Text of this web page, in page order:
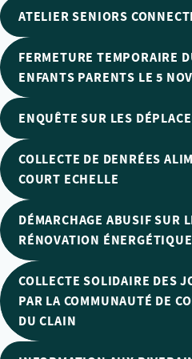
ATELIER SENIORS
FERMETURE TEMPORAIRE
ENFANTS PARENTS LE 5
ENQUÊTE SUR LES
COLLECTE DE DENRÉES
COURT ECHELLE
DÉMARCHAGE ABUSIF SUR
RÉNOVATION ÉNERGÉTIQUE
COLLECTE SOLIDAIRE DES
PAR LA COMMUNAUTÉ DE
DU CLAIN